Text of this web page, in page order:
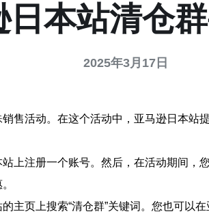
日本站清仓
2025年3月17日
售活动。在这个活动中，亚马逊日本
上注册一个账号。然后，在活动期间
页上搜索“清仓群”关键词。您也可以